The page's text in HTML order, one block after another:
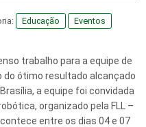
Educação
Eventos
trabalho para a equipe de
do ótimo resultado alcançado
a equipe foi convidada
organizado pela FLL –
entre os dias 04 e 07